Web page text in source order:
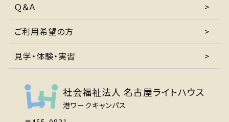
Ｑ＆Ａ
ご利用希望の方
見学・体験・実習
社会福祉法人 名古屋ライトハウス
港ワークキャンパス